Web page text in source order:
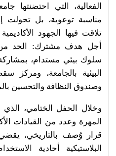
الفعالية، التي احتضنتها
مناسبة توعوية، بل
تلاقت فيها الجهود
أجل هدف مشترك: الحد من
سلوك بيئي مستدام،
البيئية بالجامعة، ومركز
وصندوق النظافة والتحسين
وخلال الحفل الختامي،
المهرة وعدد من القيادات
قرار وُصف بالتاريخي،
البلاستيكية أحادية